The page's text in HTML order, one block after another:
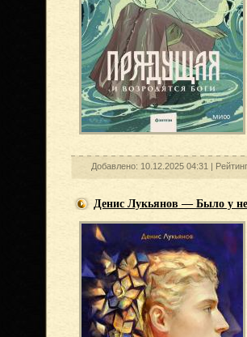
Добавлено: 10.12.2025 04:31 |
Денис Лукьянов — Было у